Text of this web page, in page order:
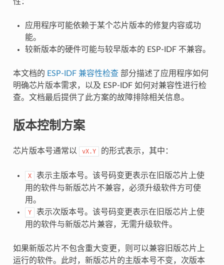
应用程序可能依赖于某个芯片版本的修复内容或功
能。
较新版本的硬件可能与较早版本的 ESP-IDF 不兼容。
本文档的 ESP-IDF 兼容性检查部分描述了应用程序如何
明确芯片版本需求，以及 ESP-IDF 如何对兼容性进行检
查。文档最后提供了此方案的故障排除相关信息。
版本控制方案
芯片版本号通常以 vX.Y 的形式表示，其中：
X
表示主版本号。该号码变更表示在旧版芯片上使
用的软件与新版芯片不兼容，必须升级软件方可使
用。
Y
表示次版本号。该号码变更表示在旧版芯片上使
用的软件与新版芯片兼容，无需升级软件。
如果新版芯片不包含重大变更，则可以兼容旧版芯片上
运行的软件。此时，新版芯片的主版本号不变，次版本